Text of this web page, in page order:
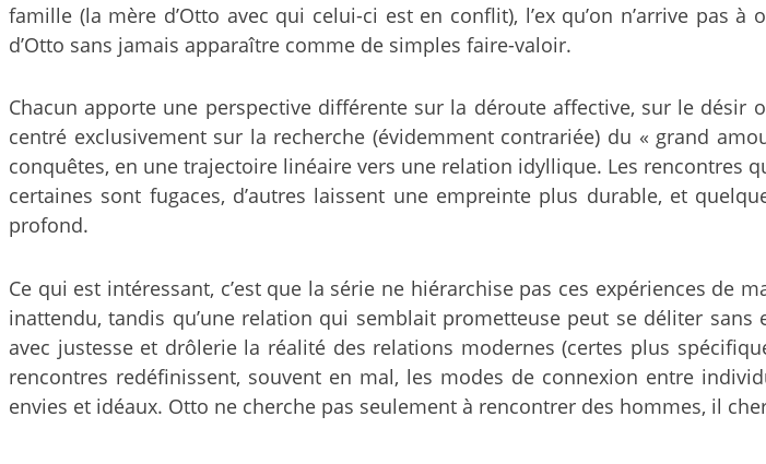
famille (la mère d’Otto avec qui celui-ci est en conflit), l’ex qu’on n’arrive pas
d’Otto sans jamais apparaître comme de simples faire-valoir.
Chacun apporte une perspective différente sur la déroute affective, sur le désir
centré exclusivement sur la recherche (évidemment contrariée) du « grand
conquêtes, en une trajectoire linéaire vers une relation idyllique. Les rencontres
certaines sont fugaces, d’autres laissent une empreinte plus durable, et
profond.
Ce qui est intéressant, c’est que la série ne hiérarchise pas ces expériences
inattendu, tandis qu’une relation qui semblait prometteuse peut se déliter
avec justesse et drôlerie la réalité des relations modernes (certes plus
rencontres redéfinissent, souvent en mal, les modes de connexion entre
envies et idéaux. Otto ne cherche pas seulement à rencontrer des hommes, il